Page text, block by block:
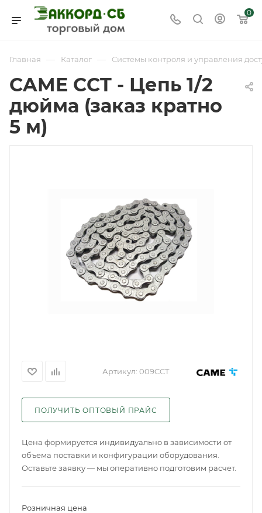
0
Главная — Каталог — Системы контроля и управления
CAME CCT - Цепь 1/2
дюйма (заказ кратно
5 м)
Артикул: 009CCT
ПОЛУЧИТЬ ОПТОВЫЙ ПРАЙС
Цена формируется индивидуально в зависимости от
объема поставки и конфигурации оборудования.
Оставьте заявку — мы оперативно подготовим расчет.
Розничная цена